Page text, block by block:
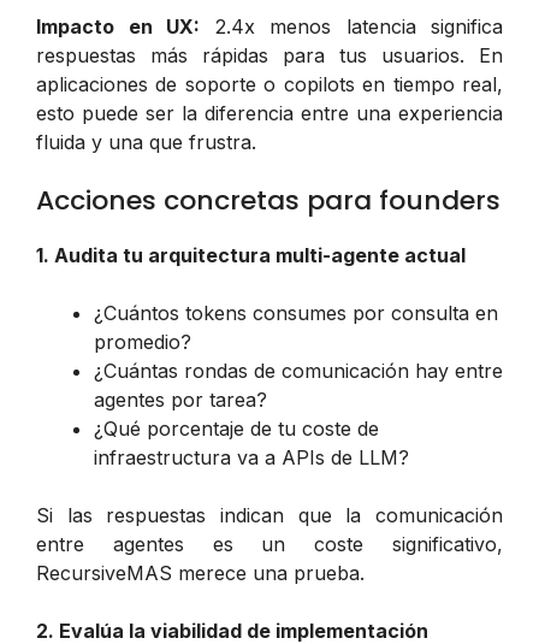
Impacto en UX: 2.4x menos latencia significa
respuestas más rápidas para tus usuarios. En
aplicaciones de soporte o copilots en tiempo real,
esto puede ser la diferencia entre una experiencia
fluida y una que frustra.
Acciones concretas para founders
1. Audita tu arquitectura multi-agente actual
¿Cuántos tokens consumes por consulta en
promedio?
¿Cuántas rondas de comunicación hay entre
agentes por tarea?
¿Qué porcentaje de tu coste de
infraestructura va a APIs de LLM?
Si las respuestas indican que la comunicación
entre agentes es un coste significativo,
RecursiveMAS merece una prueba.
2. Evalúa la viabilidad de implementación